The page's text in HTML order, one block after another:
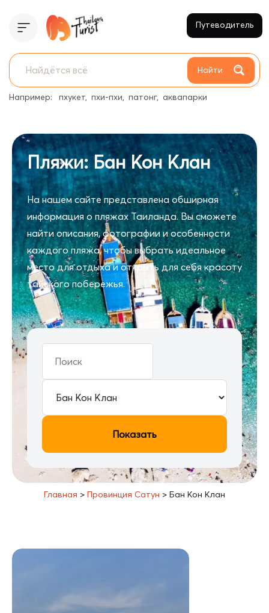
Найти
Например: пхукет пхи-пхи патонг аквапарки
Путеводитель
Пляжи: Бан Кон Клан
На нашем сайте представлена обширная
информация о пляжах Таиланда. Вы сможете
найти описания, фотографии и особенности
каждого пляжа, чтобы выбрать идеальное
место для отдыха и открыть для себя красоту
тайского побережья.
Показать
Главная > Провинция Сатун > Бан Кон Клан